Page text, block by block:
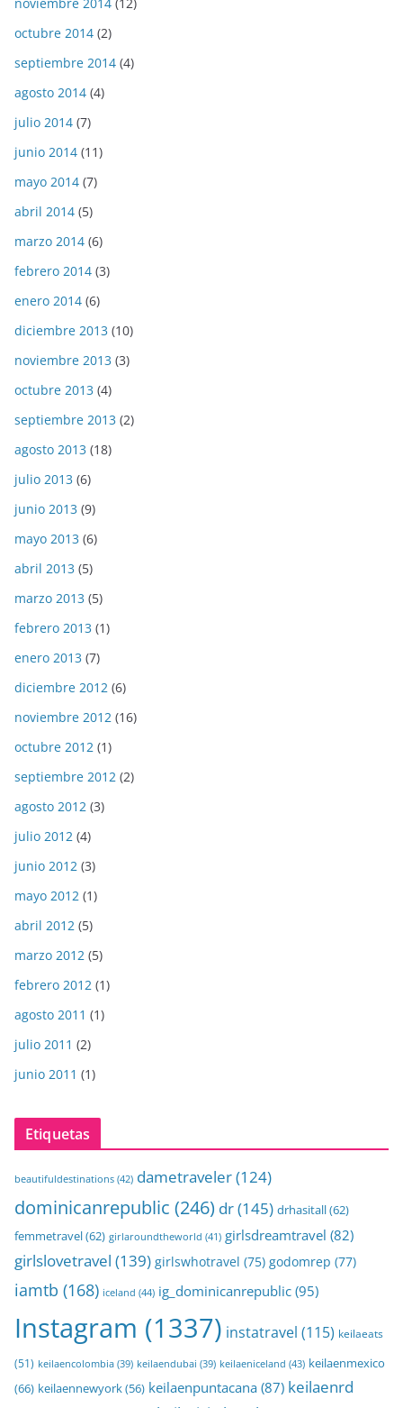
noviembre 2014 (12)
octubre 2014 (2)
septiembre 2014 (4)
agosto 2014 (4)
julio 2014 (7)
junio 2014 (11)
mayo 2014 (7)
abril 2014 (5)
marzo 2014 (6)
febrero 2014 (3)
enero 2014 (6)
diciembre 2013 (10)
noviembre 2013 (3)
octubre 2013 (4)
septiembre 2013 (2)
agosto 2013 (18)
julio 2013 (6)
junio 2013 (9)
mayo 2013 (6)
abril 2013 (5)
marzo 2013 (5)
febrero 2013 (1)
enero 2013 (7)
diciembre 2012 (6)
noviembre 2012 (16)
octubre 2012 (1)
septiembre 2012 (2)
agosto 2012 (3)
julio 2012 (4)
junio 2012 (3)
mayo 2012 (1)
abril 2012 (5)
marzo 2012 (5)
febrero 2012 (1)
agosto 2011 (1)
julio 2011 (2)
junio 2011 (1)
Etiquetas
beautifuldestinations (42) dametraveler(124)
dominicanrepublic (246) dr(145) drhasitall(62)
femmetravel(62) girlaroundtheworld (41) girlsdreamtravel (82)
girlslovetravel (139) girlswhotravel (75) godomrep (77)
iamtb (168) iceland (44) ig_dominicanrepublic (95)
Instagram (1337) instatravel (115) keilaeats
(51) keilaencolombia (39) keilaendubai (39) keilaeniceland (43) keilaenmexico
(66) keilaennewyork(56) keilaenpuntacana (87) keilaenrd